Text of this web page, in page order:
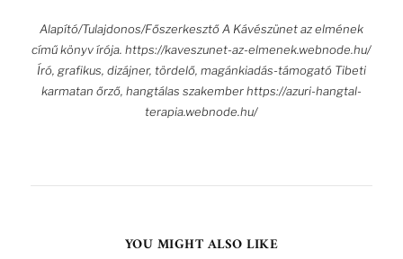
Alapító/Tulajdonos/Főszerkesztő A Kávészünet az elmének
című könyv írója. https://kaveszunet-az-elmenek.webnode.hu/
Író, grafikus, dizájner, tördelő, magánkiadás-támogató Tibeti
karmatan őrző, hangtálas szakember https://azuri-hangtal-
terapia.webnode.hu/
YOU MIGHT ALSO LIKE